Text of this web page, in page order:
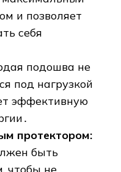
и позволяет
себя
подошва не
под нагрузкой
эффективную
протектором:
быть
чтобы не